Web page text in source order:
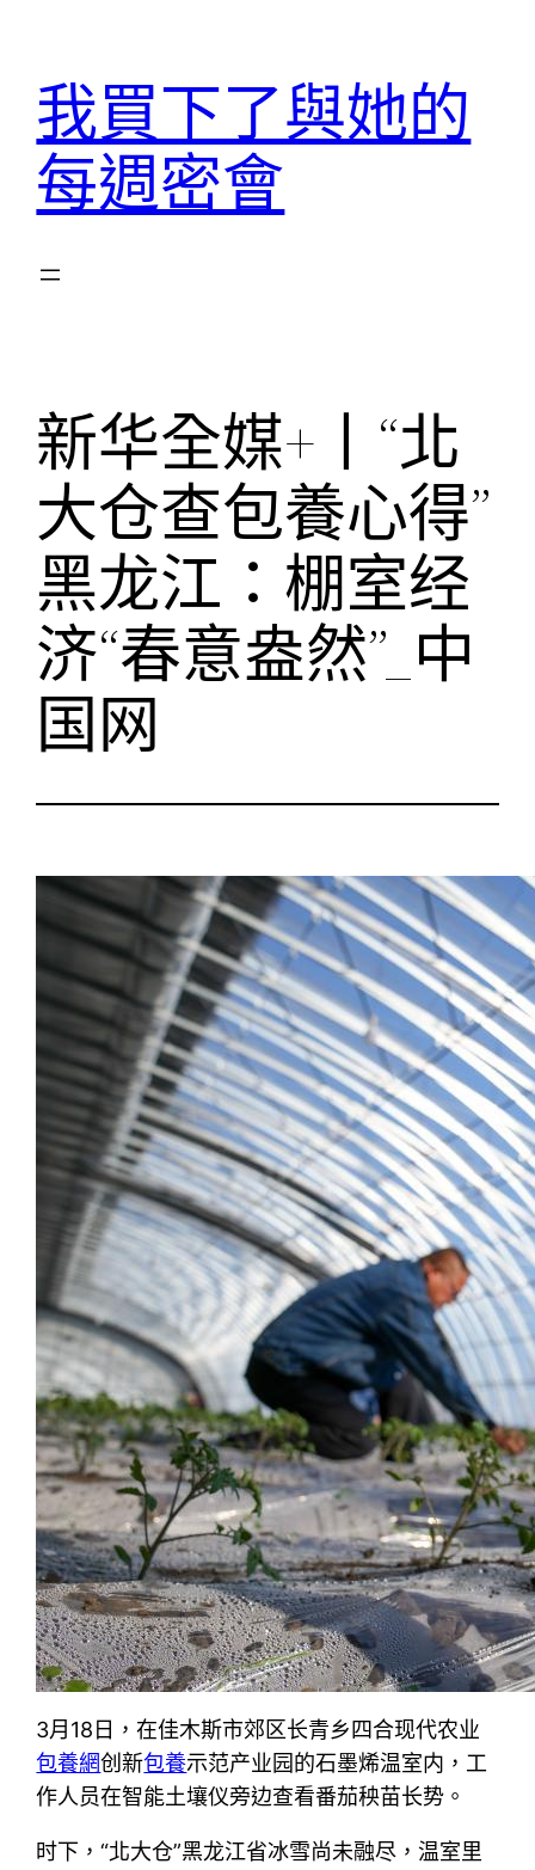
我買下了與她的
每週密會
新华全媒+丨“北
大仓查包養心得”
黑龙江：棚室经
济“春意盎然”_中
国网
3月18日，在佳木斯市郊区长青乡四合现代农业
包養網创新包養示范产业园的石墨烯温室内，工
作人员在智能土壤仪旁边查看番茄秧苗长势。
时下，“北大仓”黑龙江省冰雪尚未融尽，温室里